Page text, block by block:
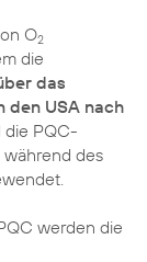
O2
die
das
den USA nach
die PQC-
des
werden die